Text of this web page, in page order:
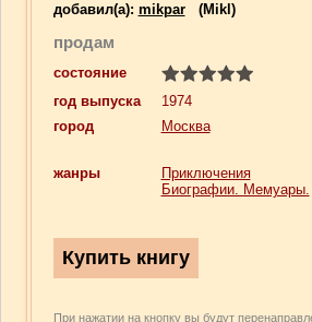
добавил(a): mikpar (Mikl)
продам
состояние
год выпуска
1974
город
Москва
жанры
Приключения
Биографии. Мемуары.
При нажатии на кнопку вы будут